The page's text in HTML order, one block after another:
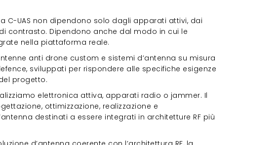
C-UAS non dipendono solo dagli apparati attivi, dai
contrasto. Dipendono anche dal modo in cui le
nella piattaforma reale.
anti drone custom e sistemi d’antenna su misura
sviluppati per rispondere alle specifiche esigenze
progetto.
elettronica attiva, apparati radio o jammer. Il
ottimizzazione, realizzazione e
destinati a essere integrati in architetture RF più